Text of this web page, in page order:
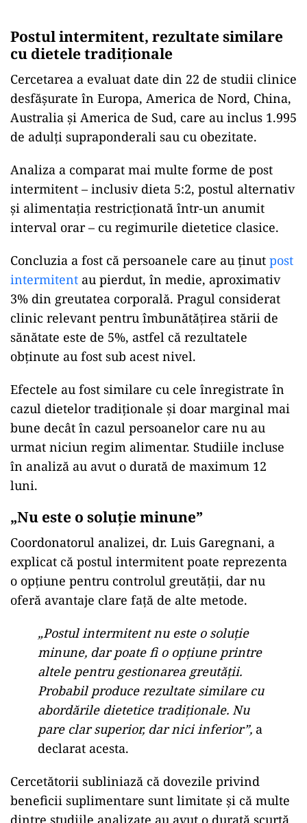
Postul intermitent, rezultate similare
cu dietele tradiționale
Cercetarea a evaluat date din 22 de studii clinice
desfășurate în Europa, America de Nord, China,
Australia și America de Sud, care au inclus 1.995
de adulți supraponderali sau cu obezitate.
Analiza a comparat mai multe forme de post
intermitent – inclusiv dieta 5:2, postul alternativ
și alimentația restricționată într-un anumit
interval orar – cu regimurile dietetice clasice.
Concluzia a fost că persoanele care au ținut post
intermitent au pierdut, în medie, aproximativ
3% din greutatea corporală. Pragul considerat
clinic relevant pentru îmbunătățirea stării de
sănătate este de 5%, astfel că rezultatele
obținute au fost sub acest nivel.
Efectele au fost similare cu cele înregistrate în
cazul dietelor tradiționale și doar marginal mai
bune decât în cazul persoanelor care nu au
urmat niciun regim alimentar. Studiile incluse
în analiză au avut o durată de maximum 12
luni.
„Nu este o soluție minune”
Coordonatorul analizei, dr. Luis Garegnani, a
explicat că postul intermitent poate reprezenta
o opțiune pentru controlul greutății, dar nu
oferă avantaje clare față de alte metode.
„Postul intermitent nu este o soluție
minune, dar poate fi o opțiune printre
altele pentru gestionarea greutății.
Probabil produce rezultate similare cu
abordările dietetice tradiționale. Nu
pare clar superior, dar nici inferior”, a
declarat acesta.
Cercetătorii subliniază că dovezile privind
beneficii suplimentare sunt limitate și că multe
dintre studiile analizate au avut o durată scurtă